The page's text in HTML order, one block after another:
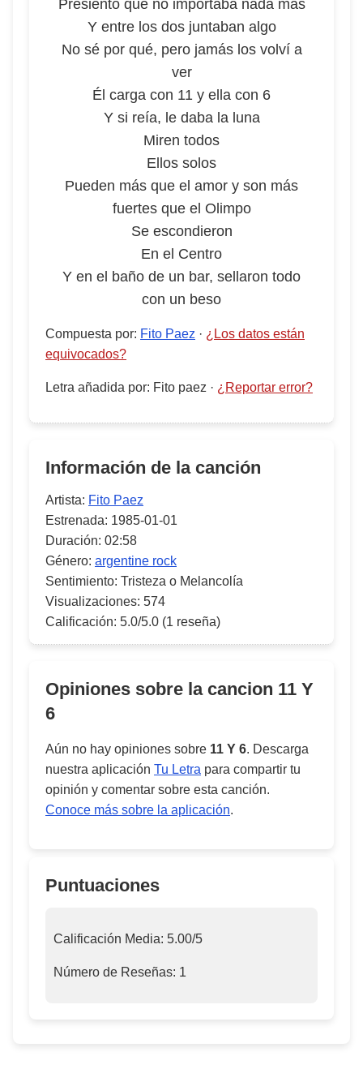
Presiento que no importaba nada más
Y entre los dos juntaban algo
No sé por qué, pero jamás los volví a
ver
Él carga con 11 y ella con 6
Y si reía, le daba la luna
Miren todos
Ellos solos
Pueden más que el amor y son más
fuertes que el Olimpo
Se escondieron
En el Centro
Y en el baño de un bar, sellaron todo
con un beso
Compuesta por: Fito Paez · ¿Los datos están
equivocados?
Letra añadida por: Fito paez · ¿Reportar error?
Información de la canción
Artista: Fito Paez
Estrenada: 1985-01-01
Duración: 02:58
Género: argentine rock
Sentimiento: Tristeza o Melancolía
Visualizaciones: 574
Calificación: 5.0/5.0 (1 reseña)
Opiniones sobre la cancion 11 Y
6
Aún no hay opiniones sobre 11 Y 6. Descarga
nuestra aplicación Tu Letra para compartir tu
opinión y comentar sobre esta canción.
Conoce más sobre la aplicación.
Puntuaciones
Calificación Media: 5.00/5
Número de Reseñas: 1